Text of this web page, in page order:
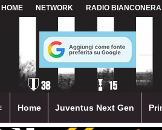
HOME NETWORK RADIO BIANCONERA
Home Juventus Next Gen